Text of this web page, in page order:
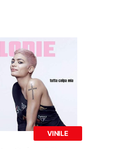
VINILE